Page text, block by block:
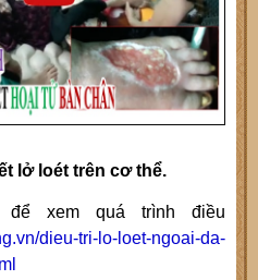
lở loét trên cơ thể.
xem quá trình điều
dieu-tri-lo-loet-ngoai-da-